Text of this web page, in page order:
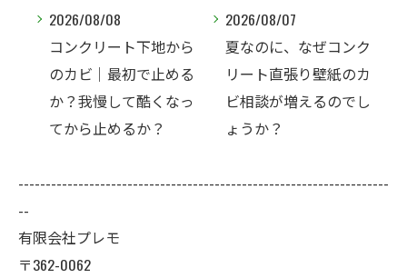
2026/08/07
夏なのに、なぜコンク
リート直張り壁紙のカ
ビ相談が増えるのでし
ょうか？
2026/08/07
北側の洋室で繰り返す
壁紙カビ｜コンクリー
ト下地なら結露対策も
選択肢です
--------------------------------------------------------------------
--
有限会社プレモ
〒362-0062